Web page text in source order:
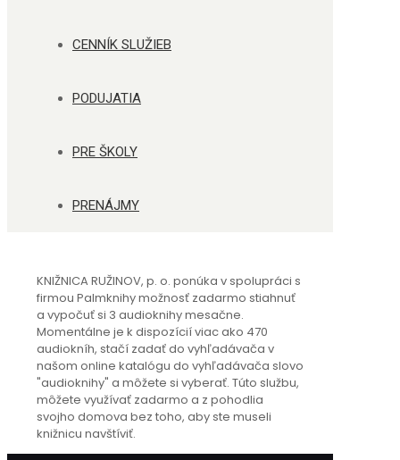
CENNÍK SLUŽIEB
PODUJATIA
PRE ŠKOLY
PRENÁJMY
KNIŽNICA RUŽINOV, p. o. ponúka v spolupráci s
firmou Palmknihy možnosť zadarmo stiahnuť
a vypočuť si 3 audioknihy mesačne.
Momentálne je k dispozícií viac ako 470
audiokníh, stačí zadať do vyhľadávača v
našom online katalógu do vyhľadávača slovo
"audioknihy" a môžete si vyberať. Túto službu,
môžete využívať zadarmo a z pohodlia
svojho domova bez toho, aby ste museli
knižnicu navštíviť.